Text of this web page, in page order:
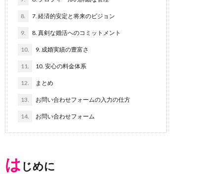
8. 7. 経済的安定と将来のビジョン
9. 8. 真剣な婚活へのコミットメント
10. 9. 成婚実績の豊富さ
11. 10. 安心の料金体系
12. まとめ
13. お問い合わせフォームの入力の仕方
14. お問い合わせフォーム
は じめに